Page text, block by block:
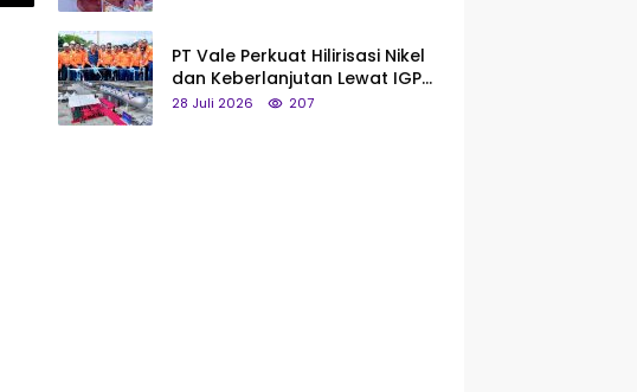
PT Vale Perkuat Hilirisasi Nikel
dan Keberlanjutan Lewat IGP
Morowali
28 Juli 2026 207